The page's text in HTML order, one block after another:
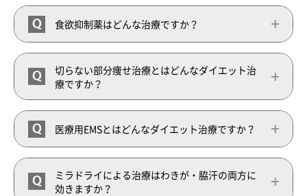
Q 食欲抑制薬はどんな治療ですか？
Q
切らない部分痩せ治療とはどんなダイエット治
療ですか？
Q 医療用EMSとはどんなダイエット治療ですか？
Q
ミラドライによる治療はわきが・脇汗の両方に
効きますか？